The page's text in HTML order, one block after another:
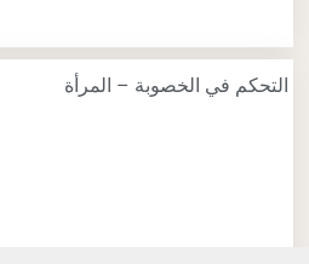
التحكم في الخصوبة – المرأة